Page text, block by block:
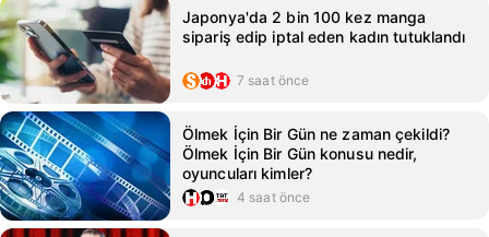
Japonya'da 2 bin 100 kez manga
sipariş edip iptal eden kadın tutuklandı
7 saat önce
Ölmek İçin Bir Gün ne zaman çekildi?
Ölmek İçin Bir Gün konusu nedir,
oyuncuları kimler?
4 saat önce